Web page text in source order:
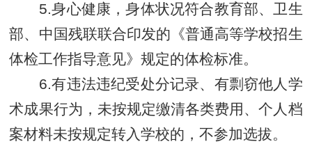
5.身心健康，身体状况符合教育部、卫生
部、中国残联联合印发的《普通高等学校招生
体检工作指导意见》规定的体检标准。
6.有违法违纪受处分记录、有剽窃他人学
术成果行为，未按规定缴清各类费用、个人档
案材料未按规定转入学校的，不参加选拔。